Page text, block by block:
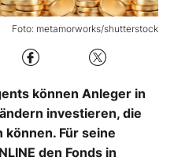
Foto: metamorworks/shutterstock
können Anleger in
investieren, die
Für seine
den Fonds in